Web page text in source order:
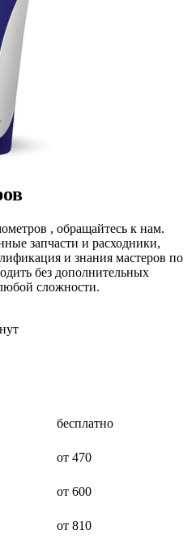
мониторинга
презентаций
насосов
, обращайтесь к нам.
запчасти и расходники,
и знания мастеров по
без дополнительных
сложности.
бесплатно
от 470
от 600
от 810